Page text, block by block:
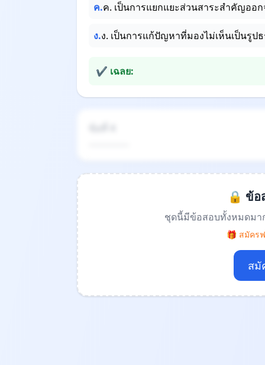
ค.ค. เป็นการแยกแยะส่วนสาระสำคัญออ
ง.ง. เป็นการแก้ปัญหาที่มองไม่เห็นเป็นรูป
✔ เฉลย:
🔒 ข้อ
ชุดนี้มีข้อสอบทั้งหมดมา
🎁 สมัคร
สมั